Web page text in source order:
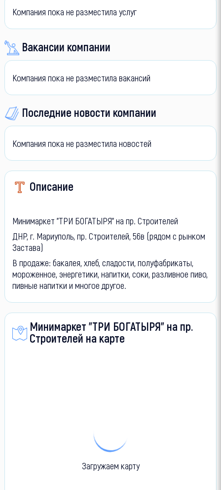
Компания пока не разместила услуг
Вакансии компании
Компания пока не разместила вакансий
Последние новости компании
Компания пока не разместила новостей
Описание
Минимаркет "ТРИ БОГАТЫРЯ" на пр. Строителей
ДНР, г. Мариуполь, пр. Строителей, 56в (рядом с рынком
Застава)
В продаже: бакалея, хлеб, сладости, полуфабрикаты,
мороженное, энергетики, напитки, соки, разливное пиво,
пивные напитки и многое другое.
Минимаркет "ТРИ БОГАТЫРЯ" на пр.
Строителей на карте
Загружаем карту